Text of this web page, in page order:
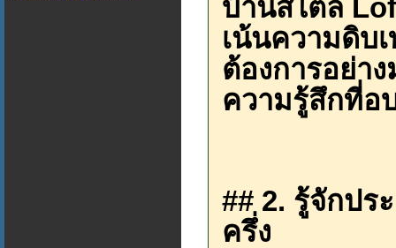
บ้านสไตล์
เน้นความดิบ
ต้องการอย่า
ความรู้สึกที่อ
## 2. รู้จักปร
ครึ่ง